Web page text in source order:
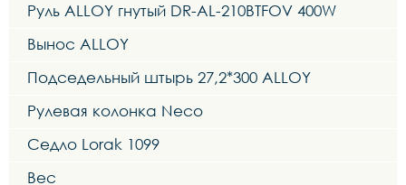
Руль ALLOY гнутый DR-AL-210BTFOV 400W
Вынос ALLOY
Подседельный штырь 27,2*300 ALLOY
Рулевая колонка Neco
Седло Lorak 1099
Вес